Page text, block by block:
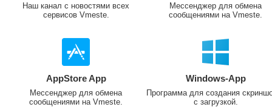
Наш канал с новостями всех
сервисов Vmeste.
Мессенджер для обмена
сообщениями на Vmeste.
AppStore App
Мессенджер для обмена
сообщениями на Vmeste.
Windows-App
Программа для создания
с загрузкой.